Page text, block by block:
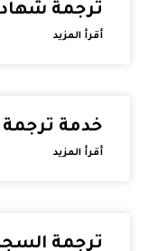
ترجمة
أقرأ المزيد
خدمة
أقرأ المزيد
ترجمة